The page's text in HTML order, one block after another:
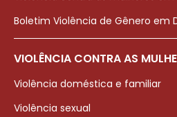
Boletim Violência de Gênero em
VIOLÊNCIA CONTRA AS
Violência doméstica e familiar
Violência sexual